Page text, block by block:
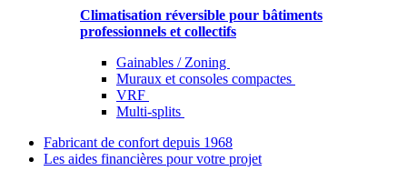
Climatisation réversible pour bâtiments
professionnels et collectifs
Gainables / Zoning
Muraux et consoles compactes
VRF
Multi-splits
Fabricant de confort depuis 1968
Les aides financières pour votre projet